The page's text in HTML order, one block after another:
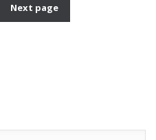
Posts
Next page